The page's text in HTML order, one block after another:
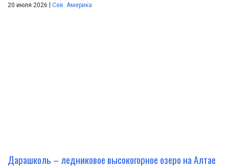
20 июля 2026 | Сев. Америка
Дарашколь – ледниковое высокогорное озеро на Алтае